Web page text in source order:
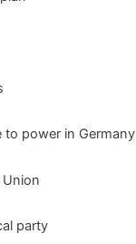
to power in Germany
Union
party